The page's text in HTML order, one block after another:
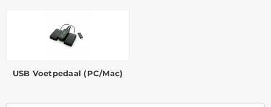
USB Voetpedaal (PC/Mac)